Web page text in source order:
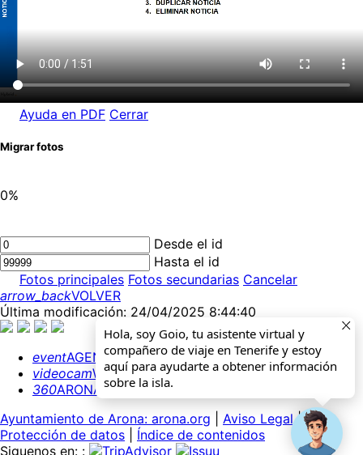
Hola, soy Goio, tu asistente virtual y
compañero de viaje en Tenerife y estoy
aquí para ayudarte a obtener información
sobre la isla.
Ayuda en PDF Cerrar
Migrar fotos
0%
Desde el id
Hasta el id
Fotos principales Fotos secundarias Cancelar
arrow_backVOLVER
Última modificación: 24/04/2025 8:44:40
eventAGENDA
videocamWEBCAMS
360ARONA 360º
Ayuntamiento de Arona: arona.org
Aviso Legal|
Protección de datos
Índice de contenidos
Siguenos en: :